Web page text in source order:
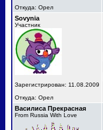
Откуда: Орел
Sovynia
Участник
Зарегистрирован: 11.08.2009
Откуда: Орел
Василиса Прекрасная
From Russia With Love